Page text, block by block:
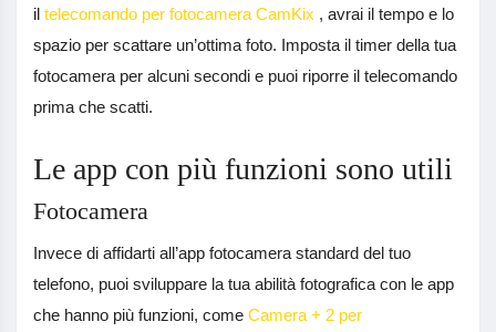
il telecomando per fotocamera CamKix , avrai il tempo e lo
spazio per scattare un’ottima foto. Imposta il timer della tua
fotocamera per alcuni secondi e puoi riporre il telecomando
prima che scatti.
Le app con più funzioni sono utili
Fotocamera
Invece di affidarti all’app fotocamera standard del tuo
telefono, puoi sviluppare la tua abilità fotografica con le app
che hanno più funzioni, come Camera + 2 per